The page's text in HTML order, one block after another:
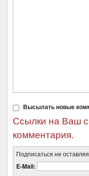
Высылать новые
Ссылки на Ваш
комментария.
Подписаться не
E-Mail: